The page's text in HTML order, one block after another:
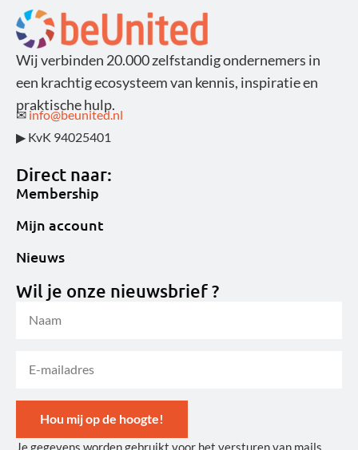
Wij verbinden 20.000 zelfstandig ondernemers in
een krachtig ecosysteem van kennis, inspiratie en
praktische hulp.
✉ info@beunited.nl
▶ KvK 94025401
Direct naar:
Membership
Mijn account
Nieuws
Wil je onze nieuwsbrief ?
Hou mij op de hoogte!
Je gegevens worden gebruikt voor het versturen van mails